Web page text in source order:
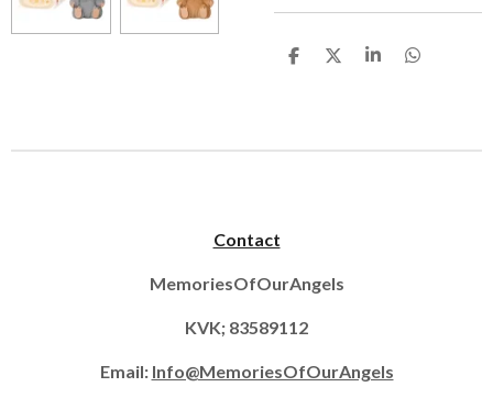
D
D
S
D
Contact
MemoriesOfOurAngels
KVK; 83589112
Email: Info@MemoriesOfOurAngels